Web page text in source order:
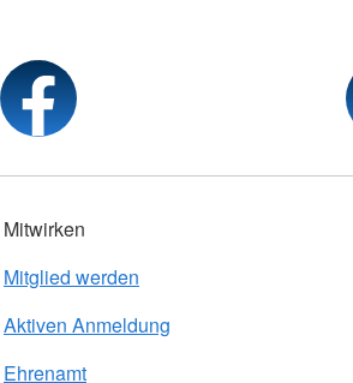
Mitwirken
Mitglied werden
Aktiven Anmeldung
Ehrenamt